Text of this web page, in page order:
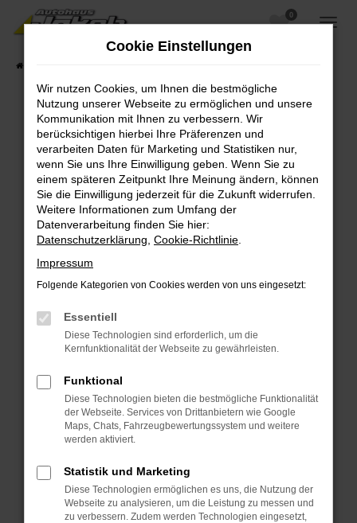
Zum
Hauptinhalt
0
Fehler: Network Error
Beim Laden ist ein Fehler aufgetreten.
Hier sind ein paar Tipps, die dir helfen können:
Überprüfe deine Firewall und deine
Internetverbindung.
Laden andere Webseiten, zum Beispiel deine
Suchmaschine?
Prüfe deine Browsererweiterungen.
Manche Erweiterungen, wie Werbeblocker,
können das Laden bestimmter Seiten
verhindern. Funktioniert die Seite in einem
Fenster?
Starte dein Gerät neu.
Das kann manchmal helfen, vorübergehende
Probleme zu beheben.
Betriebssystem auf dem neuesten Stand
sind.
Veraltete Software birgt nicht nur ein
Cookie Einstellungen
Wir nutzen Cookies, um Ihnen die bestmögliche
Nutzung unserer Webseite zu ermöglichen und unsere
Kommunikation mit Ihnen zu verbessern. Wir
berücksichtigen hierbei Ihre Präferenzen und
verarbeiten Daten für Marketing und Statistiken nur,
wenn Sie uns Ihre Einwilligung geben. Wenn Sie zu
einem späteren Zeitpunkt Ihre Meinung ändern, können
Sie die Einwilligung jederzeit für die Zukunft widerrufen.
Weitere Informationen zum Umfang der
Datenverarbeitung finden Sie hier:
Datenschutzerklärung Cookie-Richtlinie
Impressum
Folgende Kategorien von Cookies werden von uns eingesetzt:
Essentiell
Diese Technologien sind erforderlich, um die
Kernfunktionalität der Webseite zu gewährleisten.
Funktional
Diese Technologien bieten die bestmögliche Funktionalität
der Webseite. Services von Drittanbietern wie Google
Maps, Chats, Fahrzeugbewertungssystem und weitere
werden aktiviert.
Statistik und Marketing
Diese Technologien ermöglichen es uns, die Nutzung der
Webseite zu analysieren, um die Leistung zu messen und
zu verbessern. Zudem werden Technologien eingesetzt,